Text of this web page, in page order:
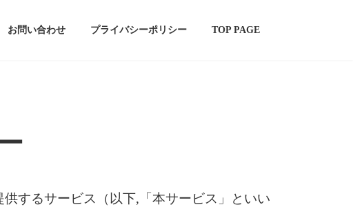
お問い合わせ プライバシーポリシー TOP PAGE
するサービス（以下,「本サービス」といい